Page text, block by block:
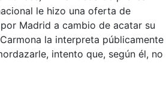
le hizo una oferta de
Madrid a cambio de acatar su
la interpreta públicamente
intento que, según él, no